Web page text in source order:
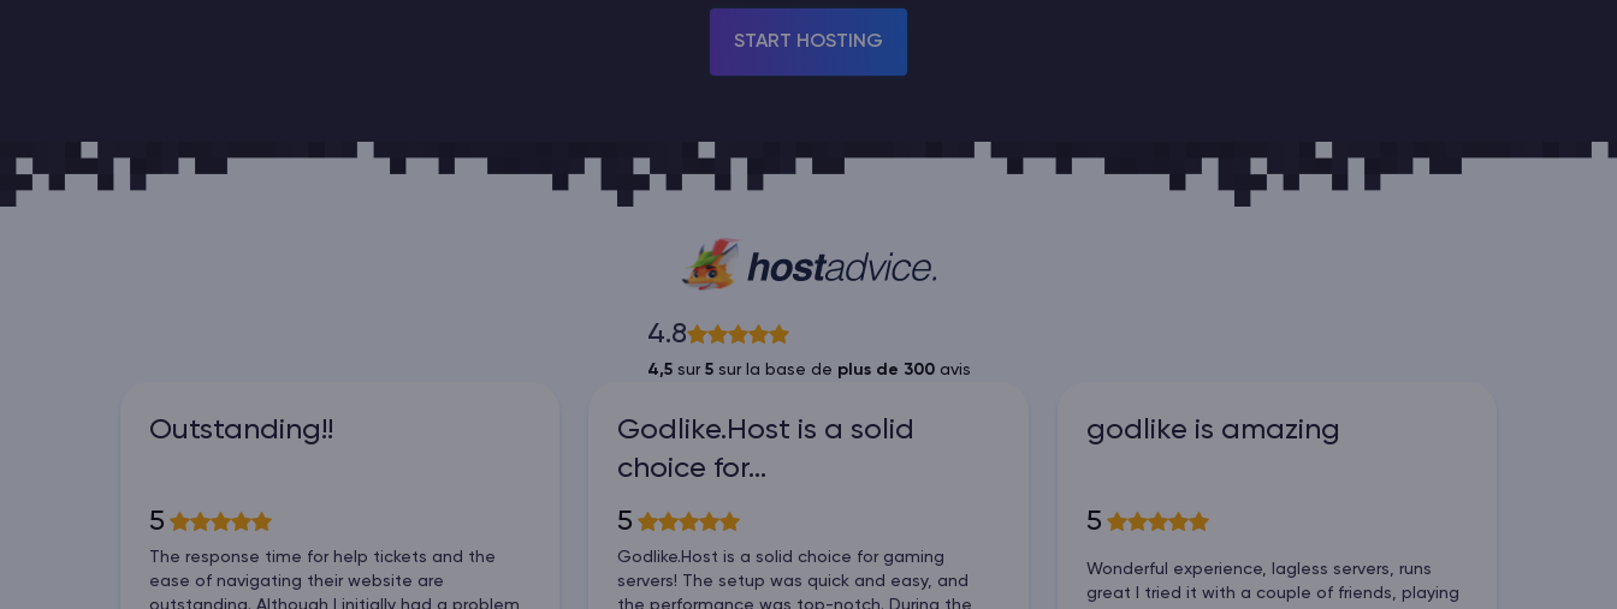
START HOSTING
4.8
4,5sur 5sur la base de plus de 300avis
Outstanding!!
5
The response time for help tickets and the
ease of navigating their website are
outstanding. Although I initially had a problem
Godlike.Host is a solid
choice for…
5
Godlike.Host is a solid choice for gaming
servers! The setup was quick and easy, and
the performance was top-notch. During the
godlike is amazing
5
Wonderful experience, lagless servers, runs
great I tried it with a couple of friends, playing